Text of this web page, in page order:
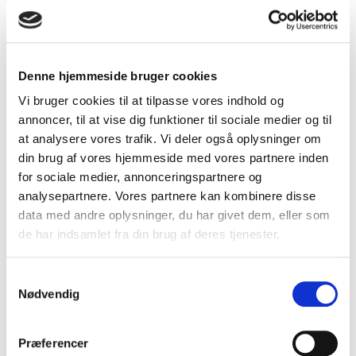
Denne hjemmeside bruger cookies
Vi bruger cookies til at tilpasse vores indhold og
annoncer, til at vise dig funktioner til sociale medier og til
at analysere vores trafik. Vi deler også oplysninger om
din brug af vores hjemmeside med vores partnere inden
for sociale medier, annonceringspartnere og
analysepartnere. Vores partnere kan kombinere disse
data med andre oplysninger, du har givet dem, eller som
de har indsamlet fra din brug af deres tjenester.
Nødvendig
Præferencer
søgemaskinerne det indtryk, at man forsøger at manipulere
kan sove trygt og godt om natten. Den værst tænkelige straf er
Har du brug for hjælp til
søgemaskineoptimering?
Kontakt os
på tlf. 70 214 214, så tager vi en uforpligtende snak
om dine muligheder.
SEO kan gøre en forskel for alle